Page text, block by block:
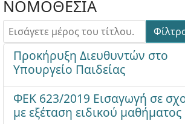
ΝΟΜΟΘΕΣΙΑ
Εισάγετε μέρος του τίτλου.
Προκήρυξη Διευθυντών στο
Υπουργείο Παιδείας
ΦΕΚ 623/2019 Εισαγωγή σε
με εξέταση ειδικού μαθήματος